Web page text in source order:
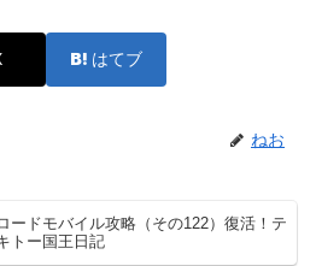
はてブ
ねお
ードモバイル攻略（その122）復活！テ
トー国王日記